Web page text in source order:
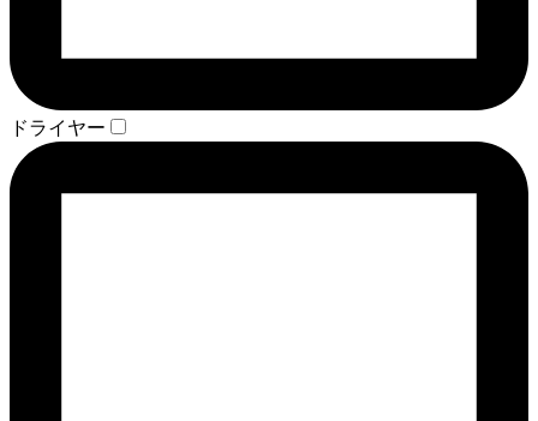
ドライヤー